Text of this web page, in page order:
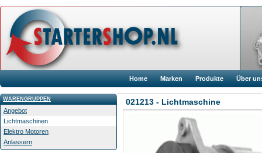
Home Marken Produkte Über
WARENGRUPPEN
Angebot
Lichtmaschinen
Elektro Motoren
Anlassern
021213 - Lichtmaschine